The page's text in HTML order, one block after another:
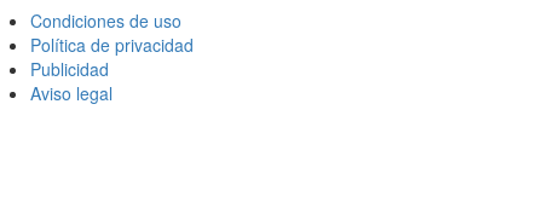
Condiciones de uso
Política de privacidad
Publicidad
Aviso legal